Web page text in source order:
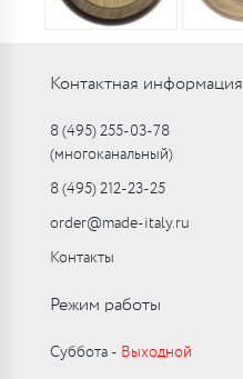
Контактная информация
8 (495) 255-03-78
(многоканальный)
8 (495) 212-23-25
order@made-italy.ru
Контакты
Режим работы
Суббота ‑ Выходной